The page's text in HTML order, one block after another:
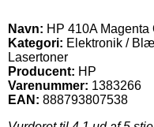
Navn: HP 410A
Kategori: Elektronik /
Lasertoner
Producent: HP
Varenummer: 1383266
EAN: 888793807538